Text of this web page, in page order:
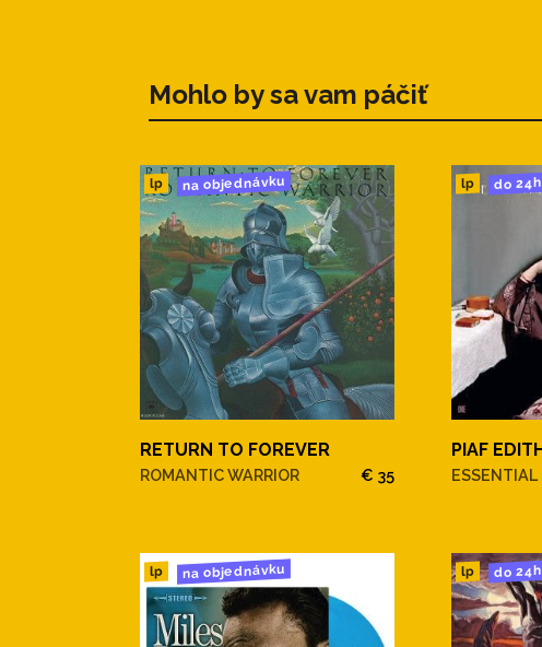
Mohlo by sa vam páčiť
lp na objednávku
RETURN TO FOREVER
ROMANTIC WARRIOR € 35
lp do 24h
PIAF
ESSENTIAL
lp na objednávku lp do 24h